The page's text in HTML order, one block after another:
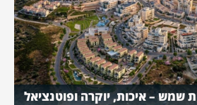
שמש – איכות, יוקרה ופוטנציאל